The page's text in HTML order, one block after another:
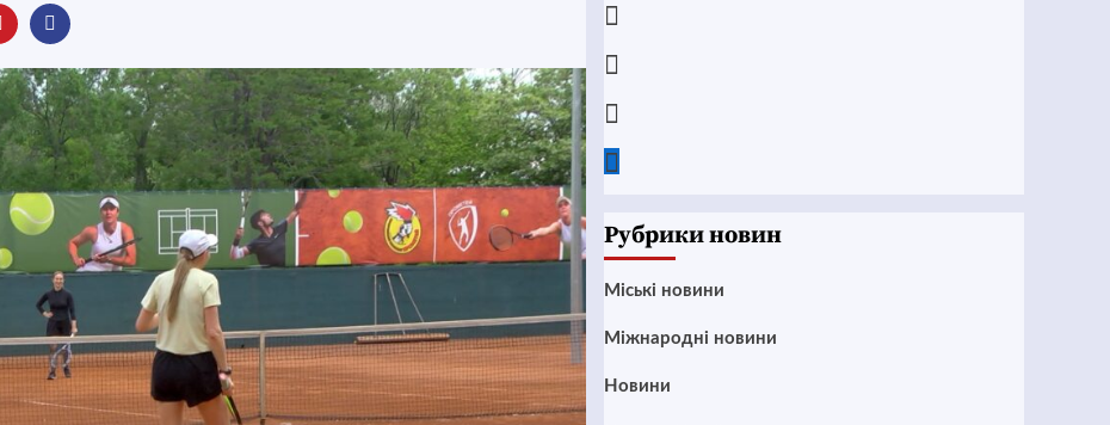
Рубрики новин
Mіські новини
Міжнародні новини
Новини